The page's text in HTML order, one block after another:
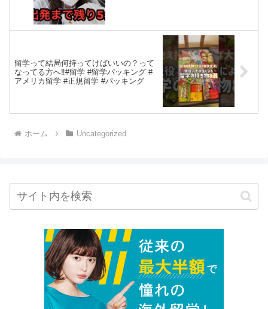
留学って結局何持ってけばいいの？って
なってる方へ‼️#留学 #留学パッキング #
アメリカ留学 #正規留学 #パッキング
ホーム Uncategorized